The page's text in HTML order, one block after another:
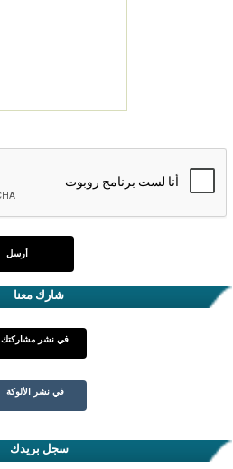
شارك معنا
في نشر مشاركتك
في نشر الألوكة
سجل بريدك